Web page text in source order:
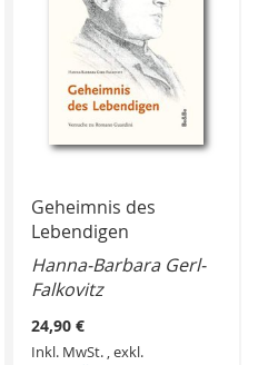
Geheimnis des
Lebendigen
Hanna-Barbara Gerl-
Falkovitz
24,90 €
Inkl. MwSt. ,exkl.